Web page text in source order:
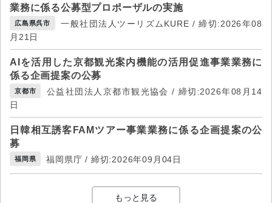
業務に係る公募型プロポーザルの実施
広島県呉市
一般社団法人ツーリズムKURE / 締切:2026年08
月21日
AIを活用した京都観光案内機能の活用促進事業業務に
係る企画提案の公募
京都市
公益社団法人京都市観光協会 / 締切:2026年08月14
日
日韓相互誘客FAMツアー事業業務に係る企画提案の公
募
福岡県 福岡県庁 / 締切:2026年09月04日
もっと見る